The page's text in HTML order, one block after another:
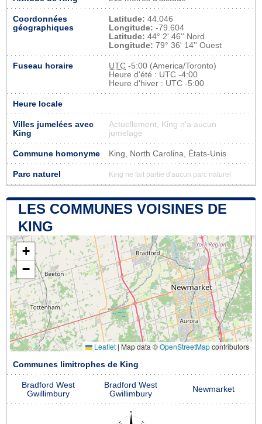
Coordonnées
géographiques
Latitude: 44.046
Longitude: -79.604
Latitude: 44° 2' 46'' Nord
Longitude: 79° 36' 14'' Ouest
Fuseau horaire UTC -5:00 (America/Toronto)
Heure d'été : UTC -4:00
Heure d'hiver : UTC -5:00
Heure locale
Villes jumelées avec
King
Actuellement, King n'a aucun
jumelage
Commune homonyme King, North Carolina, États-Unis
Parc naturel King ne fait partie d'aucun parc naturel
LES COMMUNES VOISINES DE
KING
+
−
Leaflet | Map data ©OpenStreetMapcontributors
Communes limitrophes de King
Bradford West
Gwillimbury
Bradford West
Gwillimbury
Newmarket